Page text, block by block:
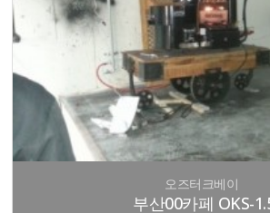
오즈터크베이
부산00카페 OKS-